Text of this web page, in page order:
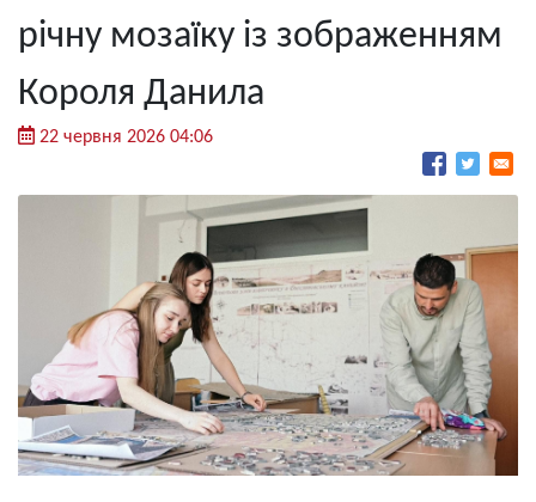
річну мозаїку із зображенням
Короля Данила
22 червня 2026 04:06